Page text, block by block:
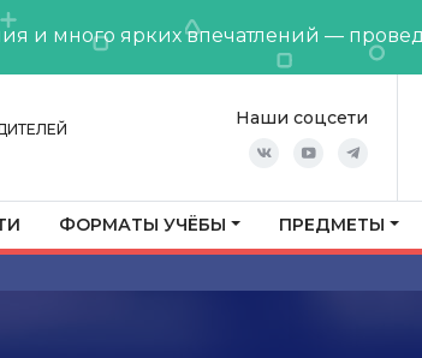
и много ярких впечатлений —
Наши соцсети
ФОРМАТЫ УЧЁБЫ ПРЕДМЕТЫ